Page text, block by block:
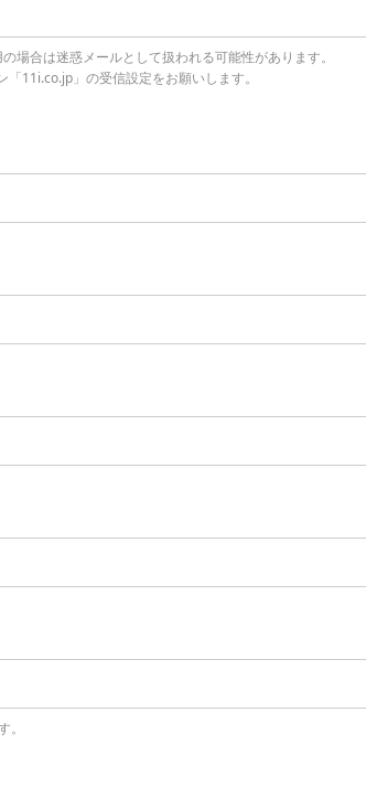
場合は迷惑メールとして扱われる可能性があります。
11i.co.jp」の受信設定をお願いします。